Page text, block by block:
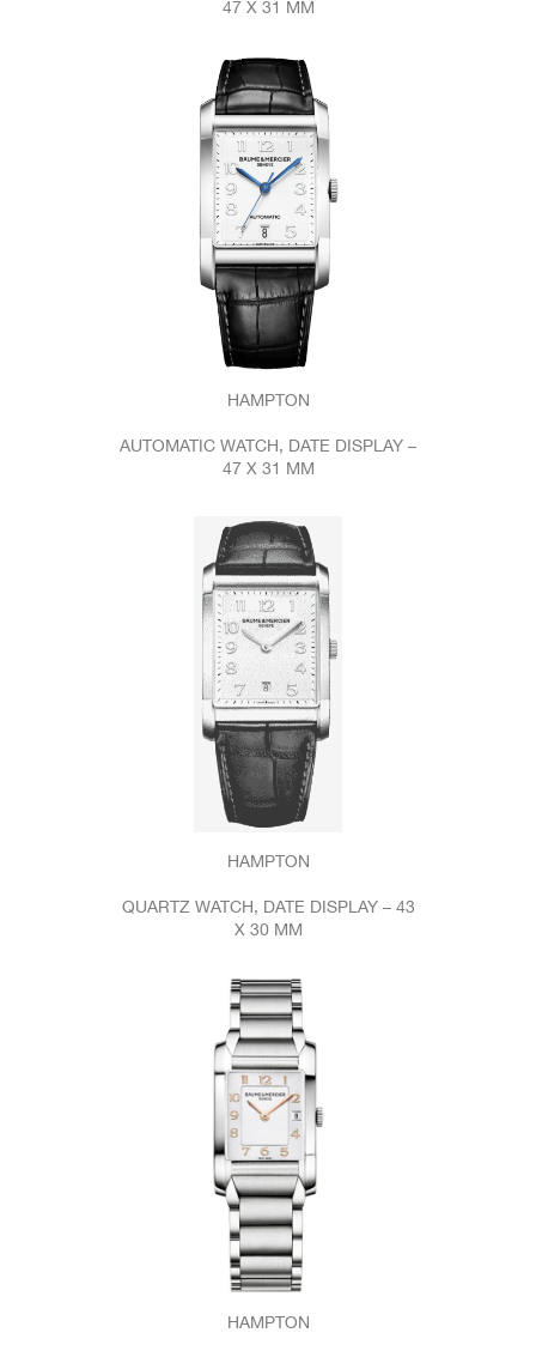
47 X 31 MM
HAMPTON
AUTOMATIC WATCH, DATE DISPLAY –
47 X 31 MM
HAMPTON
QUARTZ WATCH, DATE DISPLAY – 43
X 30 MM
HAMPTON